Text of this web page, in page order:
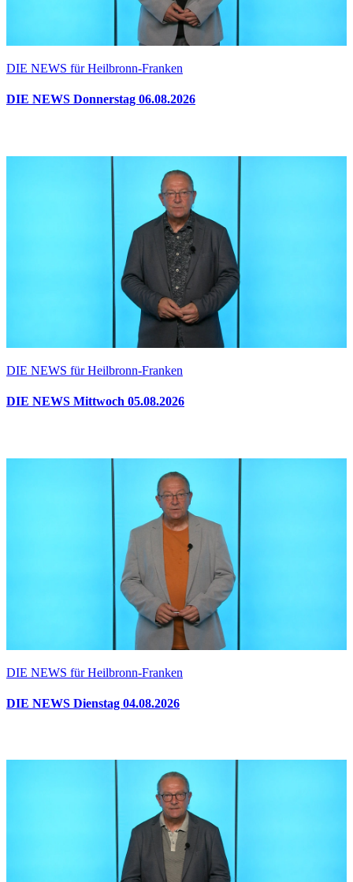
DIE NEWS für Heilbronn-Franken
DIE NEWS Donnerstag 06.08.2026
DIE NEWS für Heilbronn-Franken
DIE NEWS Mittwoch 05.08.2026
DIE NEWS für Heilbronn-Franken
DIE NEWS Dienstag 04.08.2026